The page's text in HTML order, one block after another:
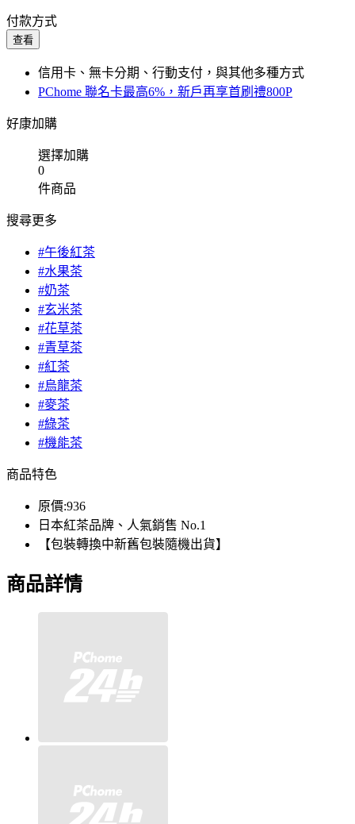
付款方式
查看
信用卡、無卡分期、行動支付，與其他多種方式
PChome 聯名卡最高6%，新戶再享首刷禮800P
好康加購
選擇加購
0
件商品
搜尋更多
#午後紅茶
#水果茶
#奶茶
#玄米茶
#花草茶
#青草茶
#紅茶
#烏龍茶
#麥茶
#綠茶
#機能茶
商品特色
原價:936
日本紅茶品牌、人氣銷售 No.1
【包裝轉換中新舊包裝隨機出貨】
商品詳情